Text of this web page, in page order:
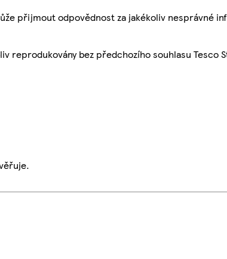
přijmout odpovědnost za jakékoliv nesprávné
reprodukovány bez předchozího souhlasu Tesco